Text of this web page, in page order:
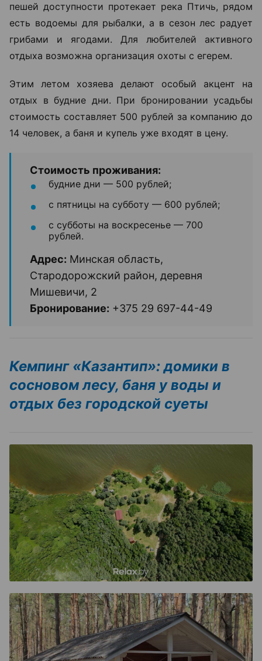
пешей доступности протекает река Птичь, рядом
есть водоемы для рыбалки, а в сезон лес радует
грибами и ягодами. Для любителей активного
отдыха возможна организация охоты с егерем.
Этим летом хозяева делают особый акцент на
отдых в будние дни. При бронировании усадьбы
стоимость составляет 500 рублей за компанию до
14 человек, а баня и купель уже входят в цену.
Стоимость проживания:
будние дни — 500 рублей;
с пятницы на субботу — 600 рублей;
с субботы на воскресенье — 700
рублей.
Адрес: Минская область,
Стародорожский район, деревня
Мишевичи, 2
Бронирование: +375 29 697-44-49
Кемпинг «Казантип»: домики в
сосновом лесу, баня у воды и
отдых без городской суеты